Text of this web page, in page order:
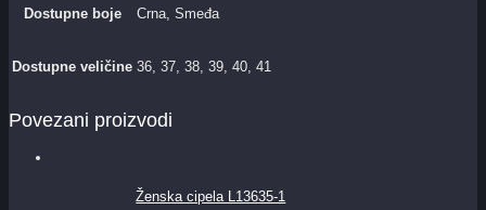
Dostupne boje Crna, Smeđa
Dostupne veličine 36, 37, 38, 39, 40, 41
Povezani proizvodi
Ženska cipela L13635-1